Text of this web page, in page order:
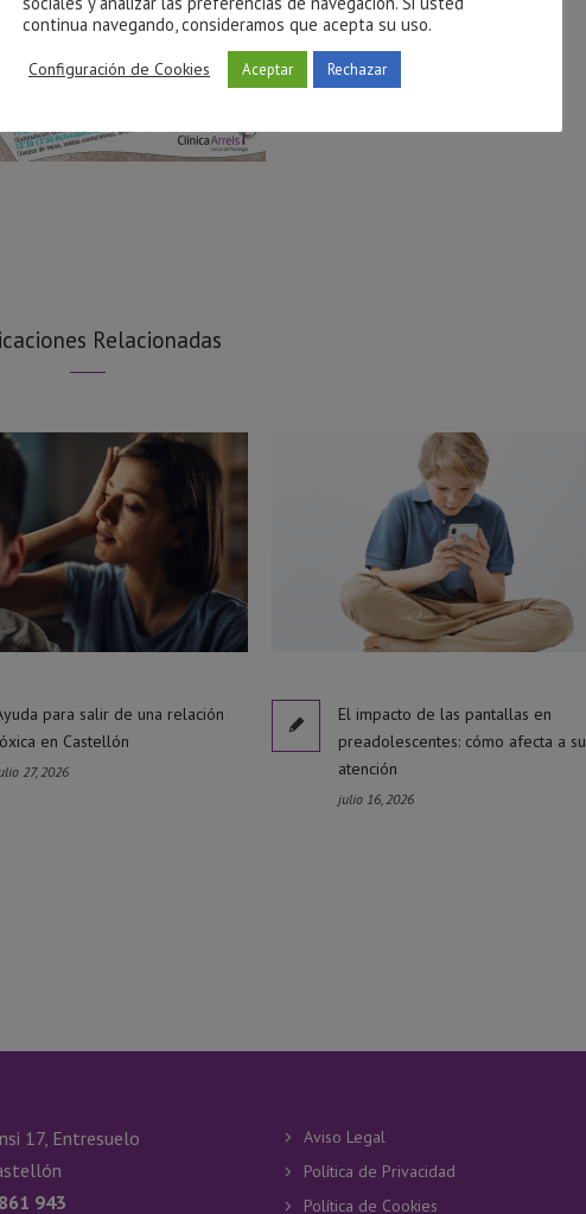
Relacionadas
para salir de una relación
en Castellón
27, 2026
El impacto de las pantallas en
preadolescentes: cómo afecta a su
atención
julio 16, 2026
17, Entresuelo
943
Aviso Legal
Política de Privacidad
Política de Cookies
continua navegando, consideramos que acepta su uso.
Configuración de Cookies Aceptar Rechazar